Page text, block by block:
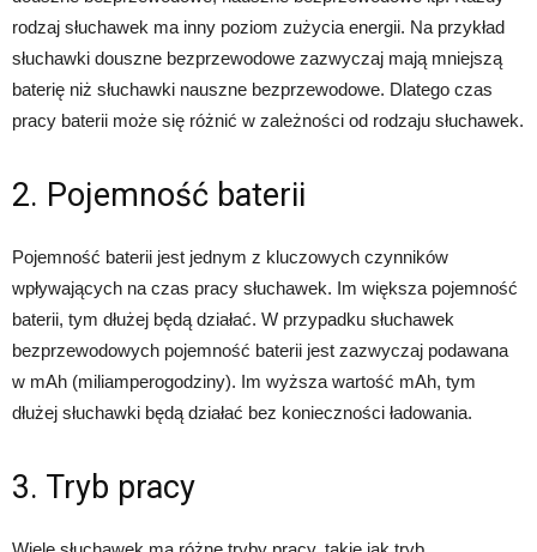
rodzaj słuchawek ma inny poziom zużycia energii. Na przykład
słuchawki douszne bezprzewodowe zazwyczaj mają mniejszą
baterię niż słuchawki nauszne bezprzewodowe. Dlatego czas
pracy baterii może się różnić w zależności od rodzaju słuchawek.
2. Pojemność baterii
Pojemność baterii jest jednym z kluczowych czynników
wpływających na czas pracy słuchawek. Im większa pojemność
baterii, tym dłużej będą działać. W przypadku słuchawek
bezprzewodowych pojemność baterii jest zazwyczaj podawana
w mAh (miliamperogodziny). Im wyższa wartość mAh, tym
dłużej słuchawki będą działać bez konieczności ładowania.
3. Tryb pracy